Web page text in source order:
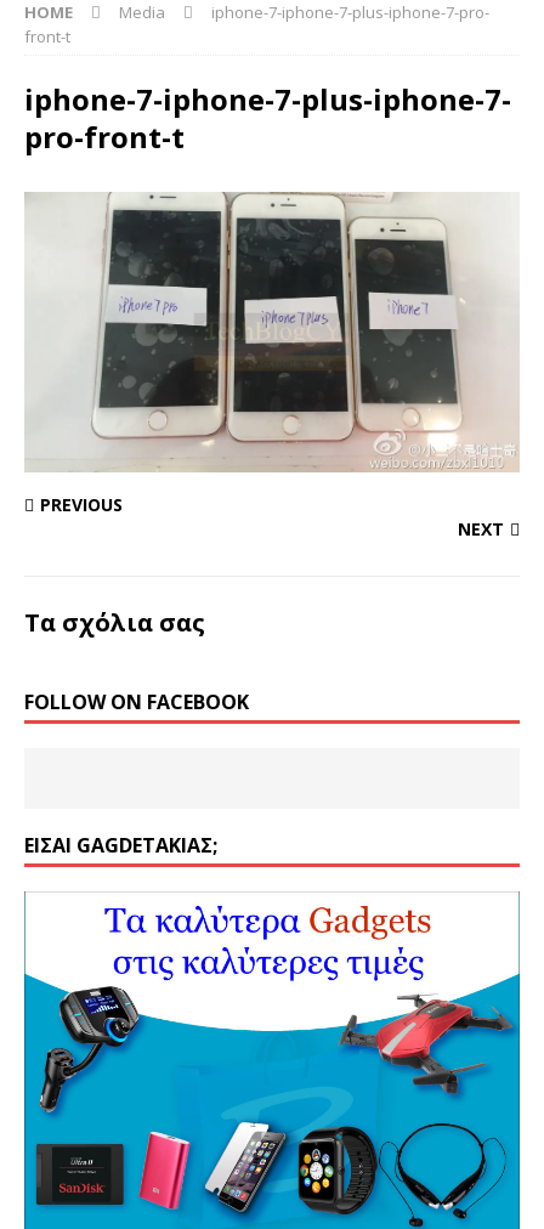
HOME Media
iphone-7-iphone-7-plus-iphone-7-pro-
front-t
iphone-7-iphone-7-plus-iphone-7-
pro-front-t
PREVIOUS
NEXT
Τα σχόλια σας
FOLLOW ON FACEBOOK
ΕΊΣΑΙ GAGDETΆΚΙΑΣ;